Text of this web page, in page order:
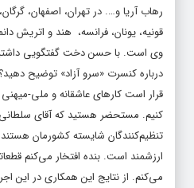
رهاب آریا و…. در تهران، اصفهان،
قونیه، یونان، فرانسه، هند و اتریش
وی است. با حسن دخت گفتگویی
درباره کنسرت «سرو آزاد» توضیح دهید؟
قرار است کارهای عاشقانه و ملی-میهنی
کنیم. مستحضر هستید که آقای
تنظیم‌کنندگان شایسته کشورمان
ارزشمند است. بنده افتخار می‌کنم
می‌کنم. از نتایج این همکاری در این